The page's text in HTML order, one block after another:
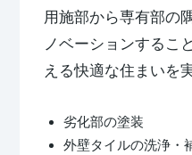
用施部から専有部の
ノベーションするこ
える快適な住まいを
劣化部の塗装
外壁タイルの洗浄・